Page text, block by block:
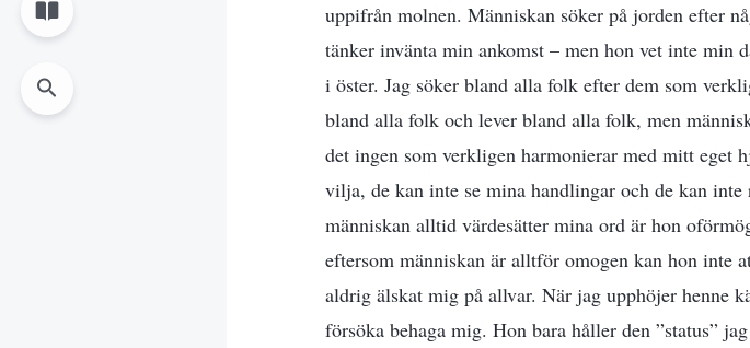
uppifrån molnen. Människan söker på jorden efter
tänker invänta min ankomst – men hon vet inte min
i öster. Jag söker bland alla folk efter dem som
bland alla folk och lever bland alla folk, men
det ingen som verkligen harmonierar med mitt eget
vilja, de kan inte se mina handlingar och de kan
människan alltid värdesätter mina ord är hon
eftersom människan är alltför omogen kan hon inte
aldrig älskat mig på allvar. När jag upphöjer henne
försöka behaga mig. Hon bara håller den ”status”